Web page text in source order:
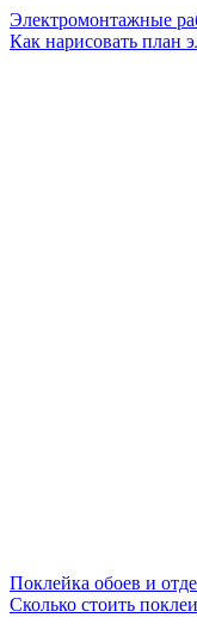
Электромонтажные
Как нарисовать план
Поклейка обоев и
Сколько стоить